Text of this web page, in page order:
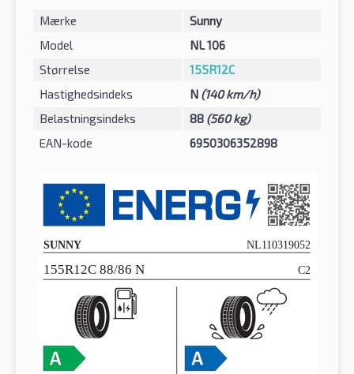
Mærke
Sunny
Model
NL 106
Størrelse
155R12C
Hastighedsindeks
N (140 km/h)
Belastningsindeks
88 (560 kg)
EAN-kode
6950306352898